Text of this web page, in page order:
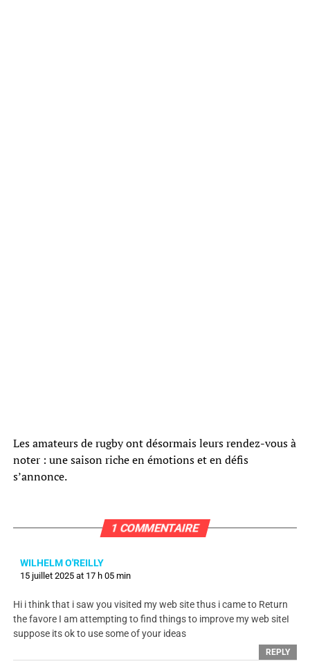
Les amateurs de rugby ont désormais leurs rendez-vous à
noter : une saison riche en émotions et en défis
s’annonce.
1 COMMENTAIRE
WILHELM O'REILLY
15 juillet 2025 at 17 h 05 min
Hi i think that i saw you visited my web site thus i came to Return
the favore I am attempting to find things to improve my web siteI
suppose its ok to use some of your ideas
REPLY